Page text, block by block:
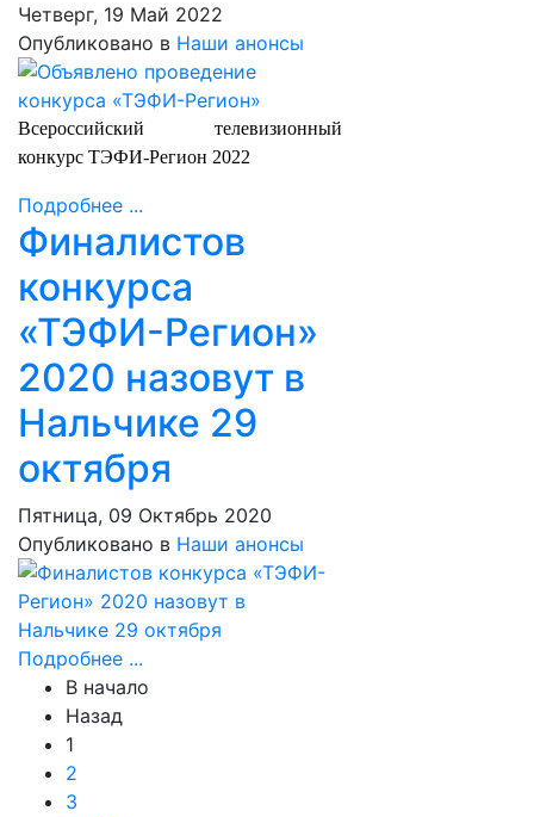
Четверг, 19 Май 2022
Опубликовано в Наши анонсы
Всероссийский телевизионный
конкурс ТЭФИ-Регион 2022
Подробнее ...
Финалистов
конкурса
«ТЭФИ-Регион»
2020 назовут в
Нальчике 29
октября
Пятница, 09 Октябрь 2020
Опубликовано в Наши анонсы
Подробнее ...
В начало
Назад
1
2
3